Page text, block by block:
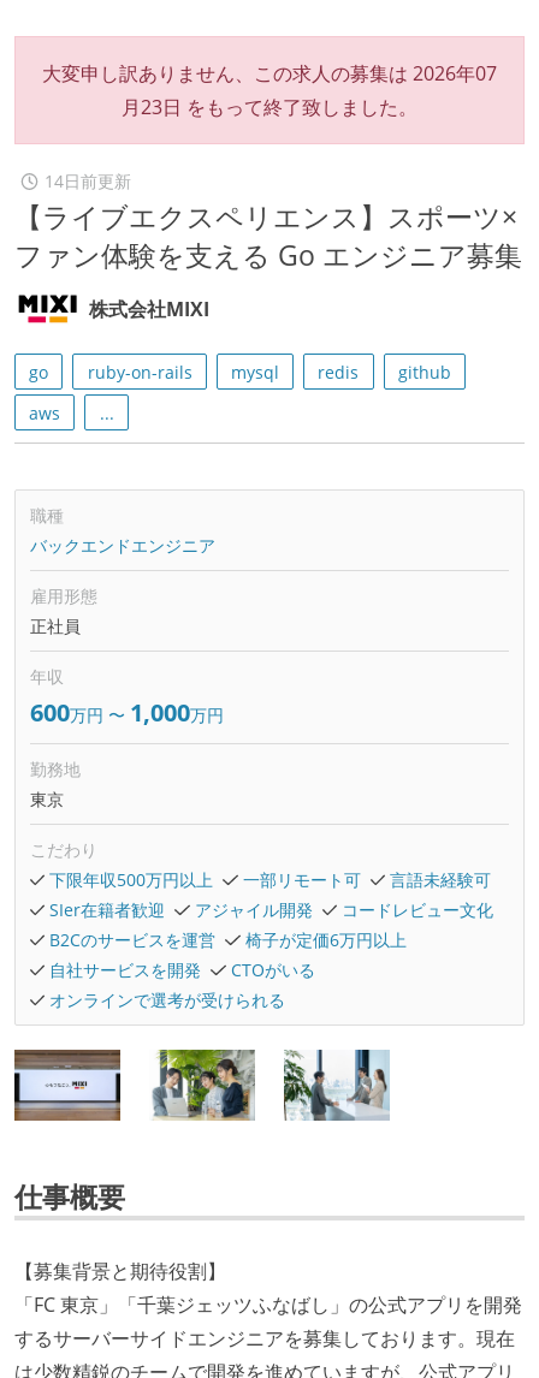
大変申し訳ありません、この求人の募集は 2026年07
月23日 をもって終了致しました。
14日前更新
【ライブエクスペリエンス】スポーツ×
ファン体験を支える Go エンジニア募集
株式会社MIXI
go ruby-on-rails mysql redis
github
aws
...
職種
バックエンドエンジニア
雇用形態
正社員
年収
600万円 〜 1,000万円
勤務地
東京
こだわり
下限年収500万円以上
一部リモート可
言語未経験可
SIer在籍者歓迎
アジャイル開発
コードレビュー文化
B2Cのサービスを運営
椅子が定価6万円以上
自社サービスを開発
CTOがいる
オンラインで選考が受けられる
仕事概要
【募集背景と期待役割】
「FC 東京」「千葉ジェッツふなばし」の公式アプリを開発
するサーバーサイドエンジニアを募集しております。現在
は少数精鋭のチームで開発を進めていますが、公式アプリ